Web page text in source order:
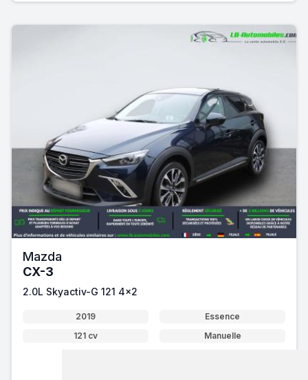
Mazda
CX-3
2.0L Skyactiv-G 121 4x2
2019
Essence
121 cv
Manuelle